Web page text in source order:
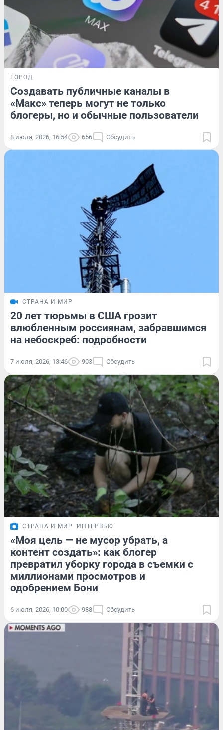
ГОРОД
Создавать публичные каналы в
«Макс» теперь могут не только
блогеры, но и обычные пользователи
8 июля, 2026, 16:54 656 Обсудить
СТРАНА И МИР
20 лет тюрьмы в США грозит
влюбленным россиянам, забравшимся
на небоскреб: подробности
7 июля, 2026, 13:46 903 Обсудить
СТРАНА И МИР ИНТЕРВЬЮ
«Моя цель — не мусор убрать, а
контент создать»: как блогер
превратил уборку города в съемки с
миллионами просмотров и
одобрением Бони
6 июля, 2026, 10:00 988 Обсудить